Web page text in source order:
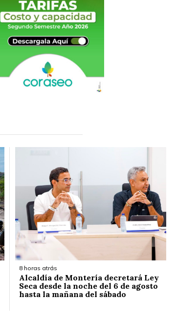
8 horas atrás
Alcaldía de Montería decretará Ley
Seca desde la noche del 6 de agosto
hasta la mañana del sábado